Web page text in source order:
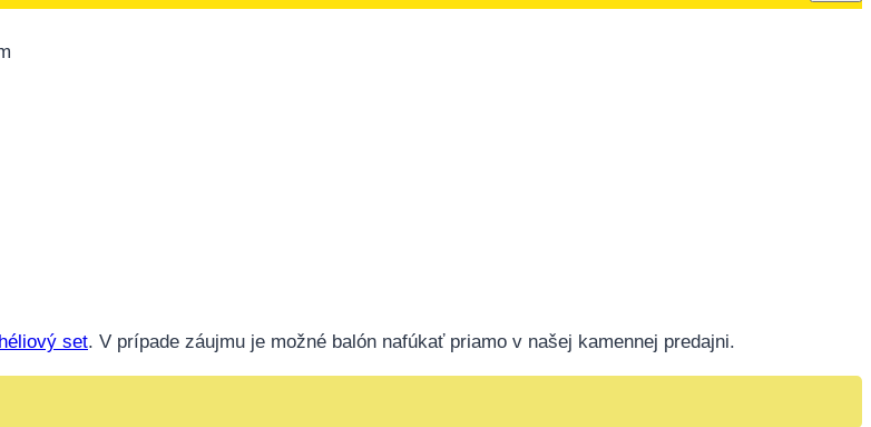
héliový set. V prípade záujmu je možné balón nafúkať priamo v našej kamennej predajni.